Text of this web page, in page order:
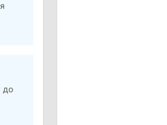
до